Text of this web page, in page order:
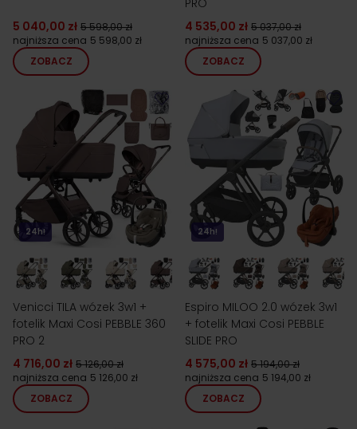
5 040,00 zł 5 598,00 zł
najniższa cena 5 598,00 zł
ZOBACZ
PRO
4 535,00 zł 5 037,00 zł
najniższa cena 5 037,00 zł
ZOBACZ
24h!
Venicci TILA wózek 3w1 +
fotelik Maxi Cosi PEBBLE 360
PRO 2
4 716,00 zł 5 126,00 zł
najniższa cena 5 126,00 zł
ZOBACZ
24h!
Espiro MILOO 2.0 wózek 3w1
+ fotelik Maxi Cosi PEBBLE
SLIDE PRO
4 575,00 zł 5 194,00 zł
najniższa cena 5 194,00 zł
ZOBACZ